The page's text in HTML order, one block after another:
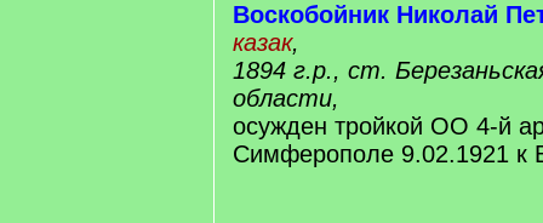
Воскобойник Николай
казак,
1894 г.р., ст.
области,
осужден тройкой ОО 4-й
Симферополе 9.02.1921 к